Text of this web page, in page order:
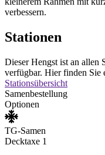
verbessern.
Stationen
Dieser Hengst ist an allen
verfügbar. Hier finden Sie
Stationsübersicht
Samenbestellung
Optionen
TG-Samen
Decktaxe 1